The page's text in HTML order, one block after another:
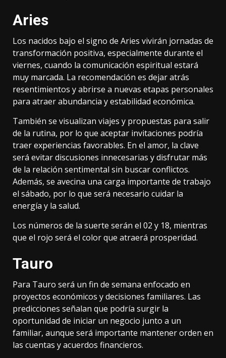
Aries
Los nacidos bajo el signo de Aries vivirán jornadas de
transformación positiva, especialmente durante el
viernes, cuando la comunicación espiritual estará
muy marcada. La recomendación es dejar atrás
resentimientos y abrirse a nuevas etapas personales
para atraer abundancia y estabilidad económica.
También se visualizan viajes y propuestas para salir
de la rutina, por lo que aceptar invitaciones podría
traer experiencias favorables. En el amor, la clave
será evitar discusiones innecesarias y disfrutar más
de la relación sentimental sin buscar conflictos.
Además, se avecina una carga importante de trabajo
el sábado, por lo que será necesario cuidar la
energía y la salud.
Los números de la suerte serán el 02 y 18, mientras
que el rojo será el color que atraerá prosperidad.
Tauro
Para Tauro será un fin de semana enfocado en
proyectos económicos y decisiones familiares. Las
predicciones señalan que podría surgir la
oportunidad de iniciar un negocio junto a un
familiar, aunque será importante mantener orden en
las cuentas y acuerdos financieros.